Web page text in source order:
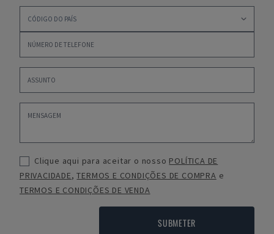
Clique aqui para aceitar o nosso POLÍTICA DE
PRIVACIDADE,TERMOS E CONDIÇÕES DE COMPRA e
TERMOS E CONDIÇÕES DE VENDA
SUBMETER